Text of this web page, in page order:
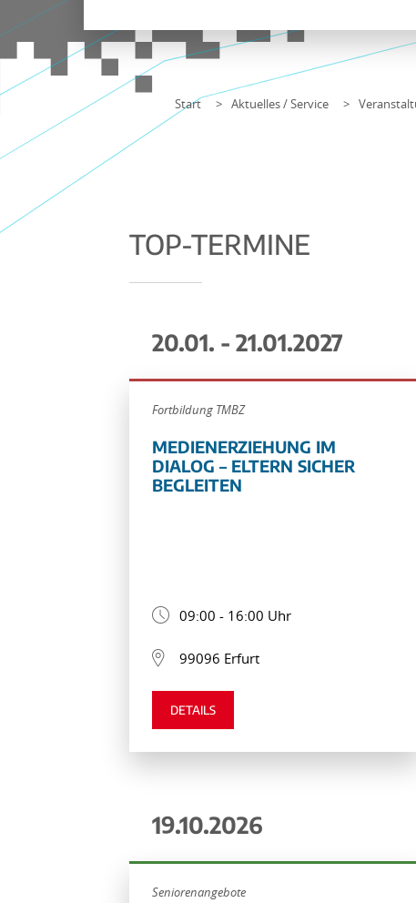
Start Aktuelles / Service
TOP-TERMINE
20.01. - 21.01.2027
Fortbildung TMBZ
MEDIENERZIEHUNG IM
DIALOG – ELTERN SICHER
BEGLEITEN
09:00 - 16:00 Uhr
99096 Erfurt
DETAILS
19.10.2026
Seniorenangebote